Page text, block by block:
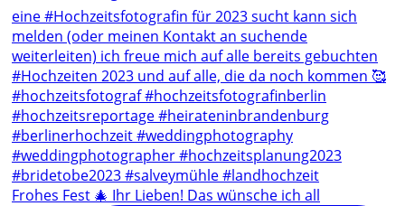
Frohes Fest 🎄 Ihr Lieben! Das wünsche ich all